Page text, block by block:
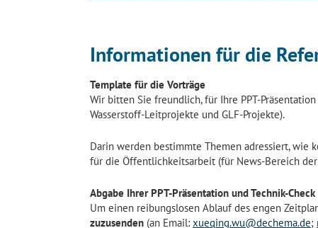
Informationen für die
Template für die Vorträge
Wir bitten Sie freundlich, für Ihre PPT-
Wasserstoff-Leitprojekte und GLF-Projekte).
Darin werden bestimmte Themen adressiert, wie
für die Öffentlichkeitsarbeit (für News-Bereich der
Abgabe Ihrer PPT-Präsentation und Technik-Check
Um einen reibungslosen Ablauf des engen
zuzusenden (an Email: xueqing.wu@dechema.de;